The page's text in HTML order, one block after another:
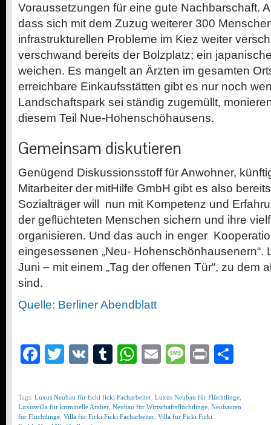
Voraussetzungen für eine gute Nachbarschaft.
dass sich mit dem Zuzug weiterer 300
infrastrukturellen Probleme im Kiez weiter
verschwand bereits der Bolzplatz; ein
weichen. Es mangelt an Ärzten im gesamten
erreichbare Einkaufsstätten gibt es nur noch
Landschaftspark sei ständig zugemüllt,
diesem Teil Nue-Hohenschöhausens.
Gemeinsam diskutieren
Genügend Diskussionsstoff für Anwohner,
Mitarbeiter der mitHilfe GmbH gibt es also
Sozialträger will nun mit Kompetenz und
der geflüchteten Menschen sichern und ihre
organisieren. Und das auch in enger
eingesessenen „Neu-
Juni – mit einem „Tag der offenen Tür“, zu dem
sind.
Quelle: Berliner Abendblatt
Facebook
Twitter
VK Tumblr
WhatsApp
EmailMessage
Print
Tags: Luxus Neubau für ficki ficki Facharbeiter Luxus Neubau für Flüchtlinge
Luxusvilla für kriminelle Araber Neubau für Wirtschaftsflüchtlinge Neubauten
für Flüchtlinge Villa für Ficki Ficki Facharbeiter Villa für Ficki Ficki